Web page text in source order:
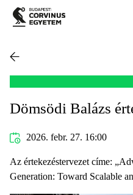
Dömsödi Balázs
2026. febr. 27. 16:00
Az értekezéstervezet címe:
Generation: Toward Scalable